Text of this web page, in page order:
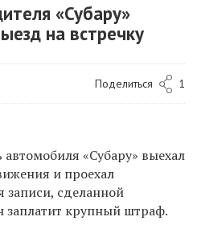
«Субару»
на встречку
Поделиться 1
«Субару» выехал
и проехал
записи, сделанной
заплатит крупный штраф.